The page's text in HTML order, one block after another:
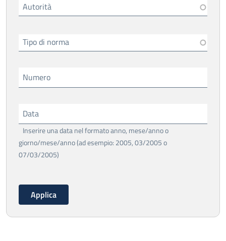
Autorità
Tipo di norma
Numero
Data
Inserire una data nel formato anno, mese/anno o
giorno/mese/anno (ad esempio: 2005, 03/2005 o
07/03/2005)